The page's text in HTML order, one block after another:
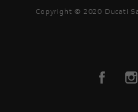
Copyright © 2020 Ducati